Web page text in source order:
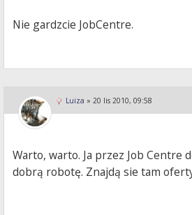
Nie gardzcie JobCentre.
Luiza » 20 lis 2010, 09:58
Warto, warto. Ja przez Job Centre
dobrą robotę. Znajdą sie tam